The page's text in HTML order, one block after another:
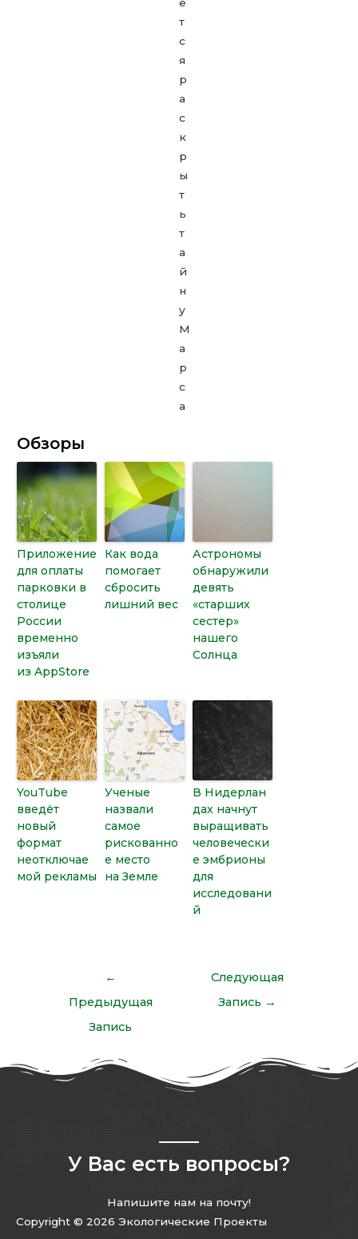
Обзоры
Приложение
для оплаты
парковки в
столице
России
временно
изъяли
из AppStore
Как вода
помогает
сбросить
лишний вес
Астрономы
обнаружили
девять
«старших
сестер»
нашего
Солнца
YouTube
введёт
новый
формат
неотключае
мой рекламы
Ученые
назвали
самое
рискованно
е место
на Земле
В Нидерлан
дах начнут
выращивать
человечески
е эмбрионы
для
исследовани
й
←
Предыдущая
Запись
Следующая
Запись →
У Вас есть вопросы?
Напишите нам на почту!
Copyright © 2026 Экологические Проекты